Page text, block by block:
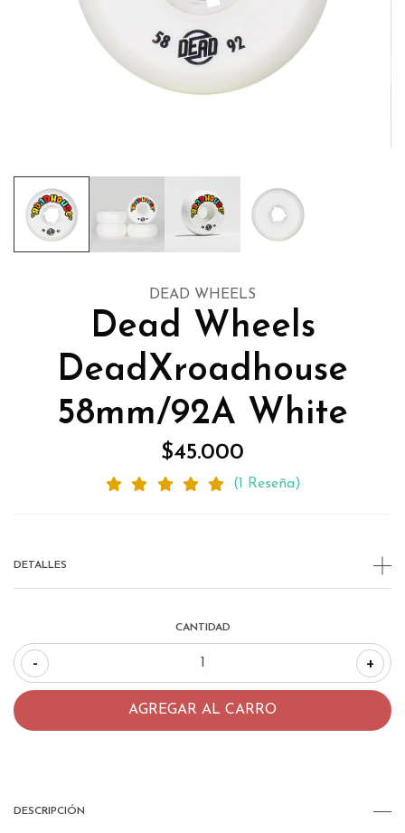
DEAD WHEELS
Dead Wheels
DeadXroadhouse
58mm/92A White
$45.000
(1 Reseña)
DETALLES
CANTIDAD
- +
DESCRIPCIÓN